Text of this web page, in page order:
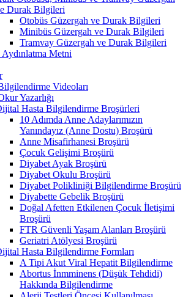
Durak Bilgileri
Otobüs Güzergah ve Durak Bilgileri
Minibüs Güzergah ve Durak Bilgileri
Tramvay Güzergah ve Durak Bilgileri
Metni
Videoları
Yazarlığı
Hasta Bilgilendirme Broşürleri
10 Adımda Anne Adaylarımızın
Yanındayız (Anne Dostu) Broşürü
Anne Misafirhanesi Broşürü
Çocuk Gelişimi Broşürü
Diyabet Ayak Broşürü
Diyabet Okulu Broşürü
Diyabet Polikliniği Bilgilendirme Broşürü
Diyabette Gebelik Broşürü
Doğal Afetten Etkilenen Çocuk İletişimi
Broşürü
FTR Güvenli Yaşam Alanları Broşürü
Geriatri Atölyesi Broşürü
Hasta Bilgilendirme Formları
A Tipi Akut Viral Hepatit Bilgilendirme
Abortus İnmminens (Düşük Tehdidi)
Hakkında Bilgilendirme